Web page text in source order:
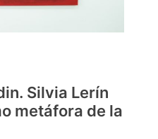
Silvia Lerín
metáfora de la